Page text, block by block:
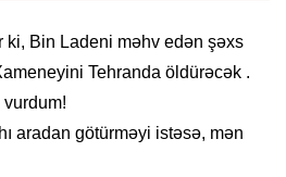
ki, Bin Ladeni məhv edən şəxs
Tehranda öldürəcək .
aradan götürməyi istəsə, mən